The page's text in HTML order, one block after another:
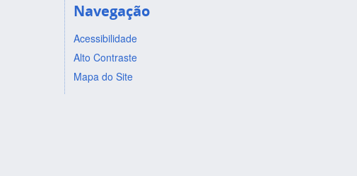
Navegação
Acessibilidade
Alto Contraste
Mapa do Site